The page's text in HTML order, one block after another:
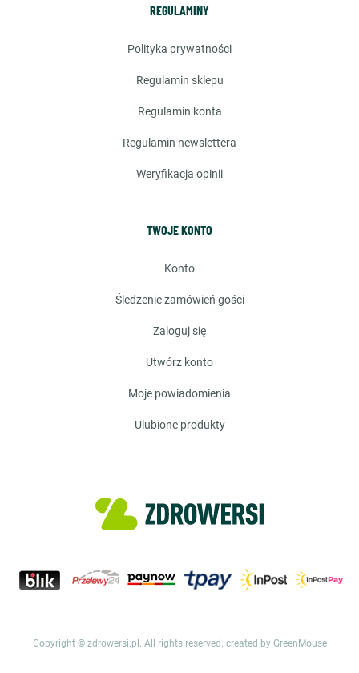
REGULAMINY
polityka prywatności
regulamin sklepu
regulamin konta
regulamin newslettera
weryfikacja opinii
TWOJE KONTO
konto
śledzenie zamówień gości
zaloguj się
utwórz konto
moje powiadomienia
ulubione produkty
Copyright © zdrowersi.pl. All rights reserved. created by GreenMouse